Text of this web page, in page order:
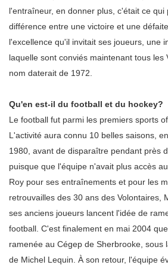
l'entraîneur, en donner plus, c'était ce qui
différence entre une victoire et une
l'excellence qu'il invitait ses joueurs, une
laquelle sont conviés maintenant tous les
nom daterait de 1972.
Qu'en est-il du football et du hockey?
Le football fut parmi les premiers sports
L'activité aura connu 10 belles saisons,
1980, avant de disparaître pendant près
puisque que l'équipe n'avait plus accès
Roy pour ses entraînements et pour les
retrouvailles des 30 ans des Volontaires,
ses anciens joueurs lancent l'idée de
football. C'est finalement en mai 2004
ramenée au Cégep de Sherbrooke, sous
de Michel Lequin. À son retour, l'équipe